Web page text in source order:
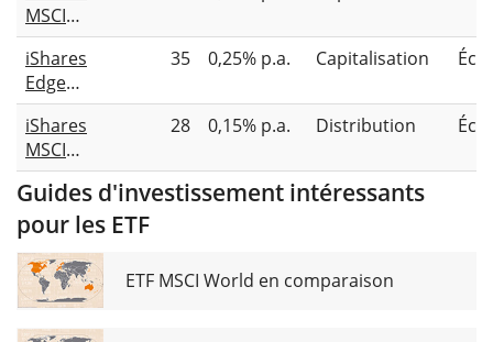
UCITS
ETF EUR
(Acc)
MSCI
EMU
Mid Cap
UCITS
ETF
iShares
Edge
MSCI
Europe
Size
Factor
UCITS
ETF
35 0,25% p.a. Capitalisation
iShares
MSCI
Europe
Mid Cap
UCITS
28 0,15% p.a. Distribution
Guides d'investissement intéressants
pour les ETF
ETF MSCI World en comparaison